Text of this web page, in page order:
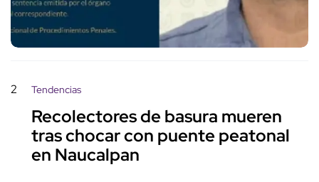
2 Tendencias
Recolectores de basura mueren
tras chocar con puente peatonal
en Naucalpan